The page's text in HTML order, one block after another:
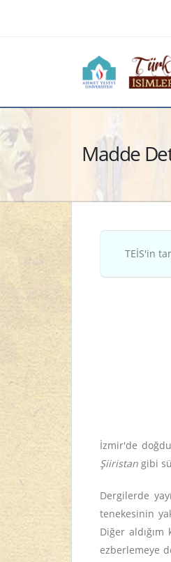
Madde
TEİS'in
İzmir'de
Şiiristan gibi
Dergilerde
tenekesinin
Diğer
ezberlemeye